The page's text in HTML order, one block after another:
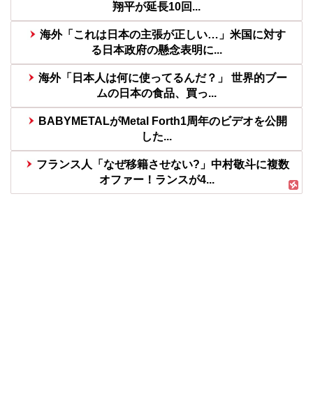
翔平が延長10回...
海外「これは日本の主張が正しい…」米国に対す
る日本政府の懸念表明に...
海外「日本人は何に使ってるんだ？」 世界的ブー
ムの日本の食品、買っ...
BABYMETALがMetal Forth1周年のビデオを公開
した...
フランス人「なぜ移籍させない?」中村敬斗に複数
オファー！ランスが4...